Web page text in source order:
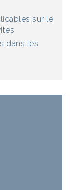
sur le
dans les